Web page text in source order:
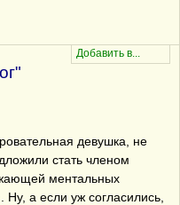
девушка, не
стать членом
ментальных
а если уж согласились,